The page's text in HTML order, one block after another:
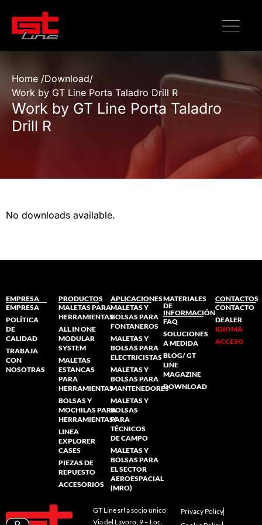
Home /Download/
Work by GT Line Porta Taladro Drill R
Work by GT Line Porta Taladro
Drill R
No downloads available.
EMPRESA
EMPRESA
POLÍTICA
DE
CALIDAD
TRABAJA
CON
NOSOTRAS
PRODUCTOS
MALETAS PARA
HERRAMIENTAS
ALL IN ONE
MODULAR
SYSTEM
MALETAS
ESTANCAS
PARA
HERRAMIENTAS
BOLSAS Y
MOCHILAS PARA
HERRAMIENTAS/
LINEA
EXPLORER
CASES
PIEZAS DE
REPUESTO
ACCESORIOS
APLICACIONES
MALETAS Y
BOLSAS PARA
FONTANEROS
MALETAS Y
BOLSAS PARA
ELECTRICISTAS
MALETAS Y
BOLSAS PARA
MANTENEDORES
MALETAS Y
BOLSAS
PARA
TÉCNICOS
DE CAMPO
MALETAS Y
BOLSAS PARA
EL SECTOR
AEROESPACIAL
(MRO)
MATERIALES
DE
INFORMACIÓN
FAQ
SOLUCIONES
A MEDIDA
BLOG/ GT
LINE
MAGAZINE
DOWNLOAD
CONTACTOS
CONTACTO
DEALER
IDIOMA
ACCESO
GT Line srl a socio unico
Via del Lavoro, 9 – Loc.
Privacy Policy